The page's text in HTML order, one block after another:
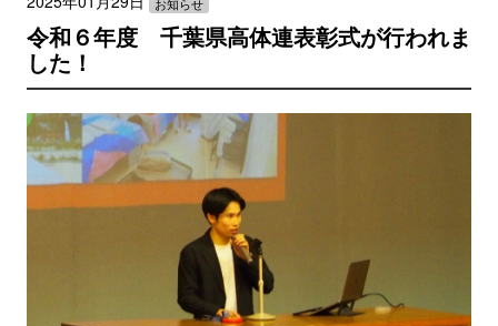
令和６年度 千葉県高体連表彰式が行われま
した！